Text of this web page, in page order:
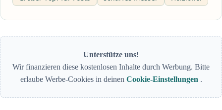
Unterstütze uns!
Wir finanzieren diese kostenlosen Inhalte durch Werbung. Bitte
erlaube Werbe-Cookies in deinen Cookie-Einstellungen .